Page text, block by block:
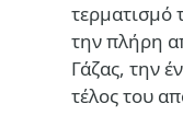
τερματισμό
την πλήρη
Γάζας, την
τέλος του